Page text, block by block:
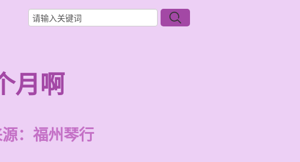
月啊
： 福州琴行